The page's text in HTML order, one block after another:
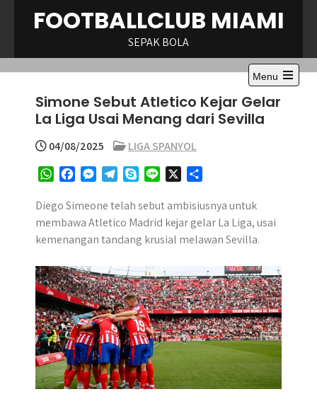
FOOTBALLCLUB MIAMI
SEPAK BOLA
Menu
Open
the
main
Simone Sebut Atletico Kejar Gelar
La Liga Usai Menang dari Sevilla
04/08/2025
LIGA SPANYOL
W
a
t
s
p
p
c
e
b
o
k
s
s
e
e
r
l
e
g
a
m
y
p
e
n
e
a
r
e
Diego Simeone telah sebut ambisiusnya untuk
membawa Atletico Madrid kejar gelar La Liga, usai
kemenangan tandang krusial melawan Sevilla.